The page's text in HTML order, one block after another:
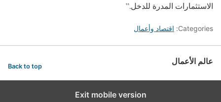
الاستثمارات المدرة للدخل.”
Categories: اقتصاد وأعمال
عالم الأعمال Back to top
Exit mobile version